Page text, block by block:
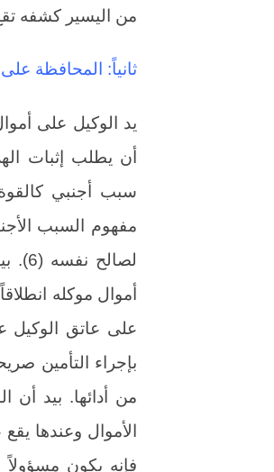
من اليسير كشفه
ثانياً: المحافظة
يد الوكيل على
سبب أجنبي
مفهوم السبب
أموال موكله
على عاتق الوكيل
بإجراء التأمين
من أدائها. بيد أن
الأموال وعندها
فإنه يكون مسؤولاً